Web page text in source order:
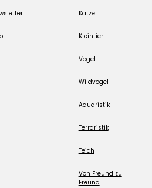
Katze
Kleintier
Vogel
Wildvogel
Aquaristik
Terraristik
Teich
Von Freund zu
Freund